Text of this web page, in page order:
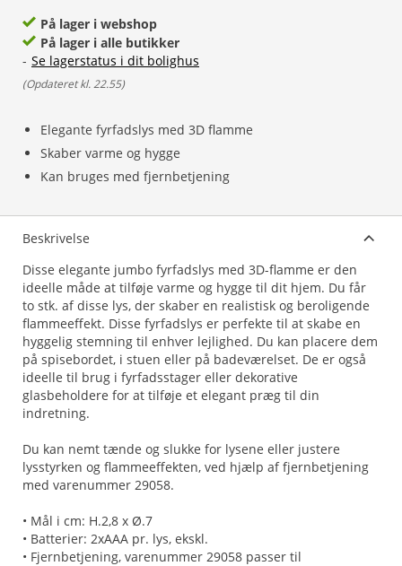
Elegante fyrfadslys med 3D flamme
Skaber varme og hygge
Kan bruges med fjernbetjening
På lager i webshop
På lager i alle butikker
- Se lagerstatus i dit bolighus
(Opdateret kl. 22.55)
Beskrivelse
Disse elegante jumbo fyrfadslys med 3D-flamme er den
ideelle måde at tilføje varme og hygge til dit hjem. Du får
to stk. af disse lys, der skaber en realistisk og beroligende
flammeeffekt. Disse fyrfadslys er perfekte til at skabe en
hyggelig stemning til enhver lejlighed. Du kan placere dem
på spisebordet, i stuen eller på badeværelset. De er også
ideelle til brug i fyrfadsstager eller dekorative
glasbeholdere for at tilføje et elegant præg til din
indretning.
Du kan nemt tænde og slukke for lysene eller justere
lysstyrken og flammeeffekten, ved hjælp af fjernbetjening
med varenummer 29058.
• Mål i cm: H.2,8 x Ø.7
• Batterier: 2xAAA pr. lys, ekskl.
• Fjernbetjening, varenummer 29058 passer til